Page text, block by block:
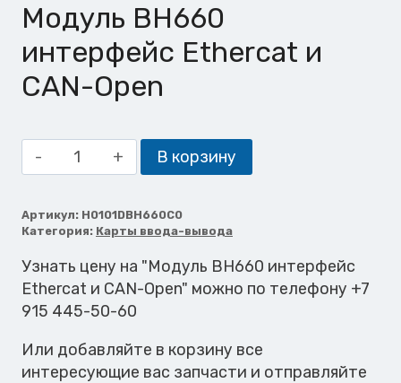
Модуль BH660
интерфейс Ethercat и
CAN-Open
Количество
товара
BH660
интерфейс
Ethercat
и
CAN-
В корзину
Артикул: H0101DBH660C0
Категория: Карты ввода-вывода
Узнать цену на "Модуль BH660 интерфейс
Ethercat и CAN-Open" можно по телефону +7
915 445-50-60
Или добавляйте в корзину все
интересующие вас запчасти и отправляйте